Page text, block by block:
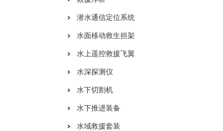
潜水通信定位系统
水面移动救生担架
水上遥控救援飞翼
水深探测仪
水下切割机
水下推进装备
水域救援套装